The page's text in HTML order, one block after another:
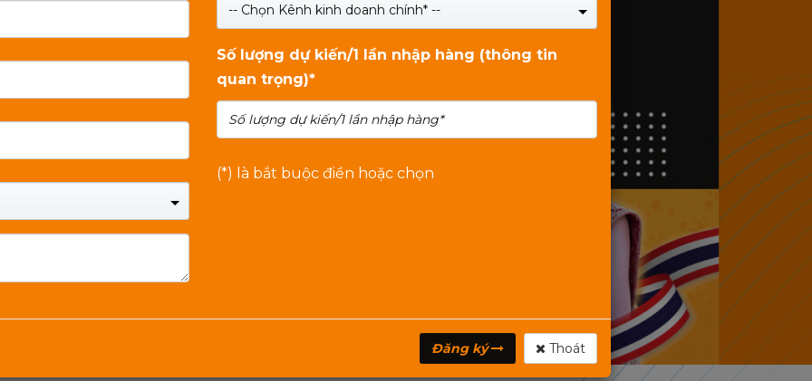
-- Chọn Kênh kinh doanh chính* --
Số lượng dự kiến/1 lần nhập hàng (thông tin
quan trọng)*
(*) là bắt buộc điền hoặc chọn
Đăng ký Thoát